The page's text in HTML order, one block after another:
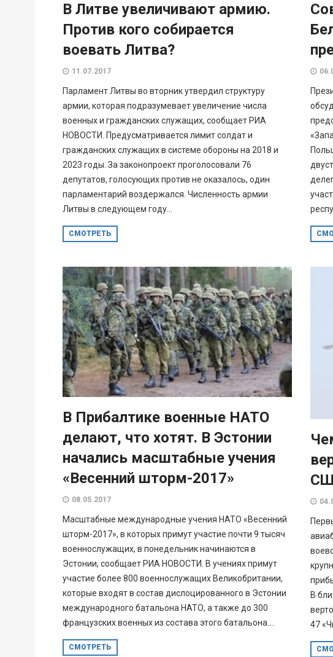
В Литве увеличивают армию.
Против кого собирается
воевать Литва?
11.07.2017
Парламент Литвы во вторник утвердил структуру
армии, которая подразумевает увеличение числа
военных и гражданских служащих, сообщает РИА
НОВОСТИ. Предусматривается лимит солдат и
гражданских служащих в системе обороны на 2018 и
2023 годы. За законопроект проголосовали 76
депутатов, голосующих против не оказалось, один
парламентарий воздержался. Численность армии
Литвы в следующем году...
СМОТРЕТЬ
В Прибалтике военные НАТО
делают, что хотят. В Эстонии
начались масштабные учения
«Весенний шторм-2017»
08.05.2017
Масштабные международные учения НАТО «Весенний
шторм-2017», в которых примут участие почти 9 тысяч
военнослужащих, в понедельник начинаются в
Эстонии, сообщает РИА НОВОСТИ. В учениях примут
участие более 800 военнослужащих Великобритании,
которые входят в состав дислоцированного в Эстонии
международного батальона НАТО, а также до 300
французских военных из состава этого батальона....
СМОТРЕТЬ
В
47